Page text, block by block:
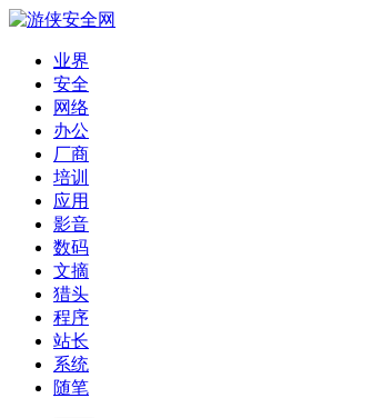
业界
安全
网络
办公
厂商
培训
应用
影音
数码
文摘
猎头
程序
站长
系统
随笔